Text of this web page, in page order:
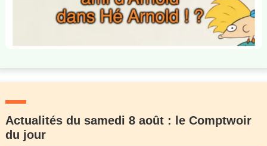
Actualités du samedi 8 août : le Comptwoir
du jour